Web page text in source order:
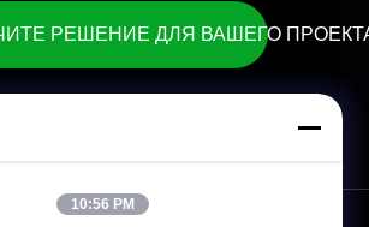
РЕШЕНИЕ ДЛЯ ВАШЕГО
10:56 PM